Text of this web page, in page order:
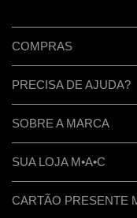
COMPRAS
PRECISA DE AJUDA?
SOBRE A MARCA
SUA LOJA M•A•C
CARTÃO PRESENTE